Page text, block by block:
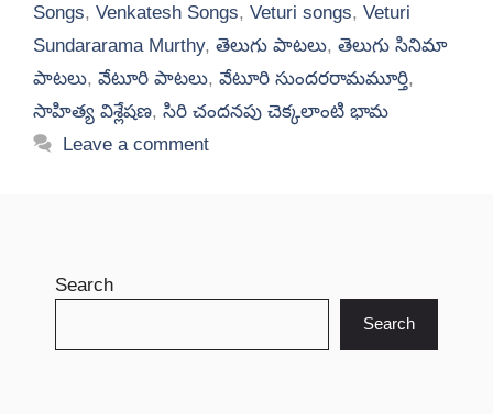
Songs, Venkatesh Songs, Veturi songs, Veturi
Sundararama Murthy, తెలుగు పాటలు, తెలుగు సినిమా
పాటలు, వేటూరి పాటలు, వేటూరి సుందరరామమూర్తి,
సాహిత్య విశ్లేషణ, సిరి చందనపు చెక్కలాంటి భామ
Leave a comment
Search
Search